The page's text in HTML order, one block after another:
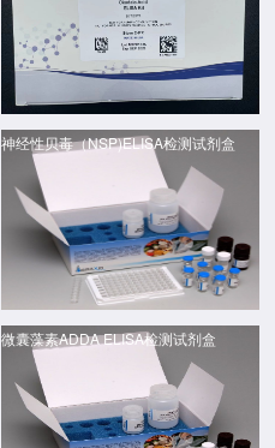
神经性贝毒（NSP)ELISA检测试剂盒
微囊藻素ADDA ELISA检测试剂盒